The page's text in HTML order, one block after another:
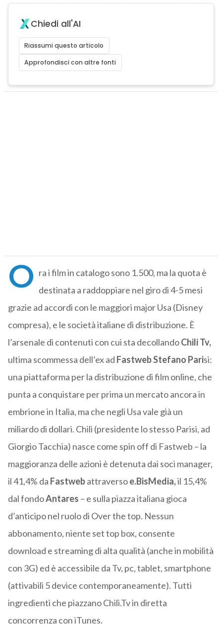
Chiedi all'AI
Riassumi questo articolo
Approfondisci con altre fonti
O ra i film in catalogo sono 1.500, ma la quota è
destinata a raddoppiare nel giro di 4-5 mesi
grazie ad accordi con le maggiori major Usa (Disney
compresa), e le società italiane di distribuzione. È
l’arsenale di contenuti con cui sta decollandoChili Tv,
ultima scommessa dell’ex ad Fastweb Stefano Parisi:
una piattaforma per la distribuzione di film online, che
punta a conquistare per prima un mercato ancora in
embrione in Italia, ma che negli Usa vale già un
miliardo di dollari. Chili (presidente lo stesso Parisi, ad
Giorgio Tacchia) nasce come spin off di Fastweb – la
maggioranza delle azioni è detenuta dai soci manager,
il 41,4% da Fastwebattraversoe.BisMedia,il 15,4%
dal fondoAntares – e sulla piazza italiana gioca
d’anticipo nel ruolo di Over the top. Nessun
abbonamento, niente set top box, consente
download e streaming di alta qualità (anche in mobilità
con 3G) ed è accessibile da Tv, pc, tablet, smartphone
(attivabili 5 device contemporaneamente). Tutti
ingredienti che piazzano Chili.Tv in diretta
concorrenza con iTunes.